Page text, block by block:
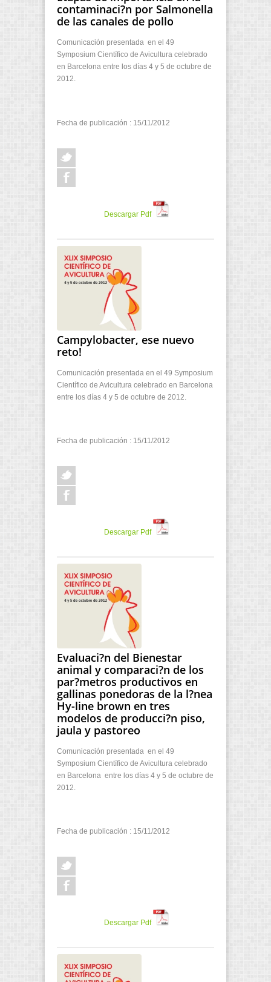
contaminaci?n por Salmonella
de las canales de pollo
Comunicación presentada en el 49
Symposium Científico de Avicultura celebrado
en Barcelona entre los días 4 y 5 de octubre de
2012.
Fecha de publicación : 15/11/2012
Descargar Pdf
Campylobacter, ese nuevo
reto!
Comunicación presentada en el 49 Symposium
Científico de Avicultura celebrado en Barcelona
entre los días 4 y 5 de octubre de 2012.
Fecha de publicación : 15/11/2012
Descargar Pdf
Evaluaci?n del Bienestar
animal y comparaci?n de los
par?metros productivos en
gallinas ponedoras de la l?nea
Hy-line brown en tres
modelos de producci?n piso,
jaula y pastoreo
Comunicación presentada en el 49
Symposium Científico de Avicultura celebrado
en Barcelona entre los días 4 y 5 de octubre de
2012.
Fecha de publicación : 15/11/2012
Descargar Pdf